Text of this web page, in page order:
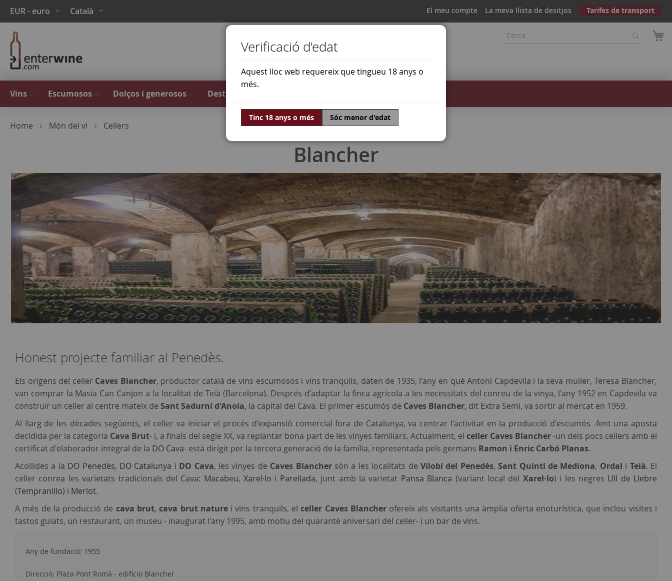
El meu compte La meva llista de desitjos Tarifes de transport
Skip
to
Content
Moneda
EUR - euro Language
Català
Vins Escumosos Dolços i generosos Destil·lats
Home Món del vi Cellers
Blancher
Honest projecte familiar al Penedès.
Els orígens del celler Caves Blancher, productor català de vins escumosos i vins tranquils, daten de 1935, l'any en què Antoni Capdevila i la seva muller, Teresa Blancher,
van comprar la Masia Can Canjon a la localitat de Teià (Barcelona). Després d'adaptar la finca agrícola a les necessitats del conreu de la vinya, l'any 1952 en Capdevila va
construir un celler al centre mateix de Sant Sadurní d'Anoia, la capital del Cava. El primer escumós de Caves Blancher, dit Extra Semi, va sortir al mercat en 1959.
Al llarg de les dècades següents, el celler va iniciar el procés d'expansió comercial fora de Catalunya, va centrar l'activitat en la producció d'escumós -fent una aposta
decidida per la categoria Cava Brut- i, a finals del segle XX, va replantar bona part de les vinyes familiars. Actualment, el celler Caves Blancher-un dels pocs cellers amb el
certificat d'elaborador integral de la DO Cava- està dirigit per la tercera generació de la família, representada pels germans Ramon i Enric Carbó Planas.
Acollides a la DO Penedès, DO Catalunya i DO Cava, les vinyes de Caves Blanchersón a les localitats deVilobí del Penedès,Sant Quintí de Mediona, Ordal i Teià. El
celler conrea les varietats tradicionals del Cava: Macabeu,Xarel·lo i Parellada, junt amb la varietat Pansa Blanca (variant local del Xarel·lo) i les negres Ull de Llebre
(Tempranillo) i Merlot.
A més de la producció de cava brut,cava brut naturei vins tranquils, elceller Caves Blancherofereix als visitants una àmplia oferta enoturística, que inclou visites i
tastos guiats, un restaurant, un museu - inaugurat l'any 1995, amb motiu del quarantè aniversari del celler- i un bar de vins.
Any de fundació: 1955
Direcció: Plaza Pont Romà - edificio Blancher
Verificació d'edat
Aquest lloc web requereix que tingueu 18 anys o
més.
Tinc 18 anys o més Sóc menor d'edat